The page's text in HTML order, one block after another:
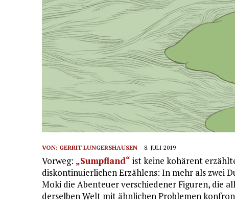
VON: GERRIT LUNGERSHAUSEN 8. JULI 2019
Vorweg: „Sumpfland“ ist keine kohärent
diskontinuierlichen Erzählens: In mehr als zwei
Moki die Abenteuer verschiedener Figuren, die
derselben Welt mit ähnlichen Problemen